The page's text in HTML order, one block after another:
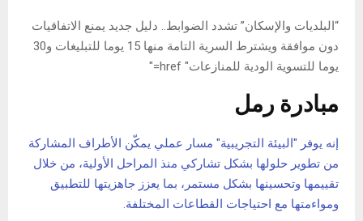
“البلديات والإسكان” تشدد الضوابط.. دليل جديد يمنع الاتفاقيات
دون موافقة ويشترط السرية التامة منها 15 يوما للتبليغات و30
يوما للتسوية الودية للمنازعات" href="
مبادرة رمل
إنه يوفر "البيئة التجريبية" مسار عملي يمكّن الأطراف المشاركة
من تطوير حلولها بشكل تشاركي منذ المراحل الأولية، من خلال
تقييمها وتحسينها بشكل مستمر، بما يعزز جاهزيتها للتطبيق
ومواءمتها مع احتياجات القطاعات المختلفة.